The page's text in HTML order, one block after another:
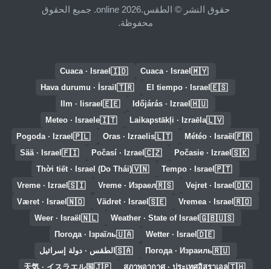
حقوق النشر © الطقس.online 2026. جميع الحقوق
محفوظة.
🇲🇾
Cuaca · Israel
🇮🇩
Cuaca · Israel
🇪🇸
El tiempo · Israel
🇹🇷
Hava durumu · İsrail
🇭🇺
Időjárás · Izrael
🇪🇪
Ilm · Iisrael
🇱🇻
Laikapstākļi · Izraēla
🇮🇹
Meteo · Israele
🇫🇷
Météo · Israël
🇱🇹
Oras · Izraelis
🇵🇱
Pogoda · Izrael
🇸🇰
Počasie · Izrael
🇨🇿
Počasí · Izrael
🇫🇮
Sää · Israel
🇵🇹
Tempo · Israel
🇻🇳
Thời tiết · Israel (Do Thái)
🇩🇰
Vejret · Israel
🇷🇸
Vreme · Израел
🇸🇮
Vreme · Izrael
🇷🇴
Vremea · Israel
🇸🇪
Vädret · Israel
🇳🇴
Været · Israel
🇬🇧🇺🇸
Weather · State of Israel
🇳🇱
Weer · Israël
🇩🇪
Wetter · Israel
🇺🇦
Погода · Ізраїль
🇷🇺
Погода · Израиль
🇸🇦 الطقس · دولة إسرائيل
🇹🇭
สภาพอากาศ · ประเทศอิสราเอล
🇯🇵
天気 · イスラエル国